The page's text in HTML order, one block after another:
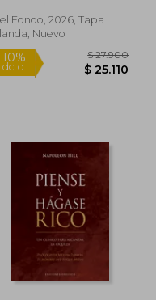
10%
dcto.
Fondo, 2026, Tapa
Nuevo